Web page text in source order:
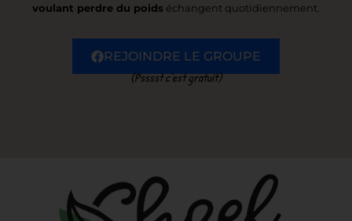
voulant perdre du poids échangent quotidiennement.
REJOINDRE LE GROUPE
(Psssst c’est gratuit)